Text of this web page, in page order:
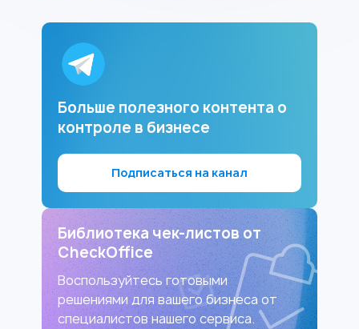
Больше полезного контента о
контроле в бизнесе
Подписаться на канал
Библиотека чек-листов от
CheckOffice
Воспользуйтесь готовыми
решениями для вашего бизнеса от
специалистов нашего сервиса.